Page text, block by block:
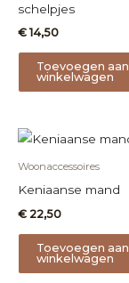
schelpjes
€14,50
Toevoegen aan
winkelwagen
Woonaccessoires
Keniaanse mand
€ 22,50
Toevoegen aan
winkelwagen